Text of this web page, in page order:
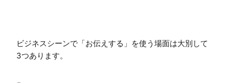
ビジネスシーンで「お伝えする」を使う場面は大別して
3つあります。